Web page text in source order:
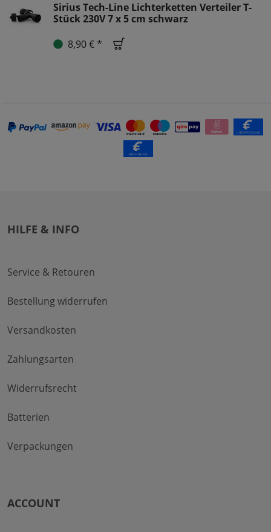
Sirius Tech-Line Lichterketten Verteiler T-
Stück 230V 7 x 5 cm schwarz
8,90 € *
HILFE & INFO
Service & Retouren
Bestellung widerrufen
Versandkosten
Zahlungsarten
Widerrufsrecht
Batterien
Verpackungen
ACCOUNT